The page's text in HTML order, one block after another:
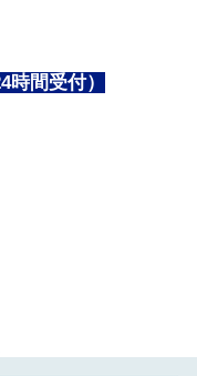
間受付）